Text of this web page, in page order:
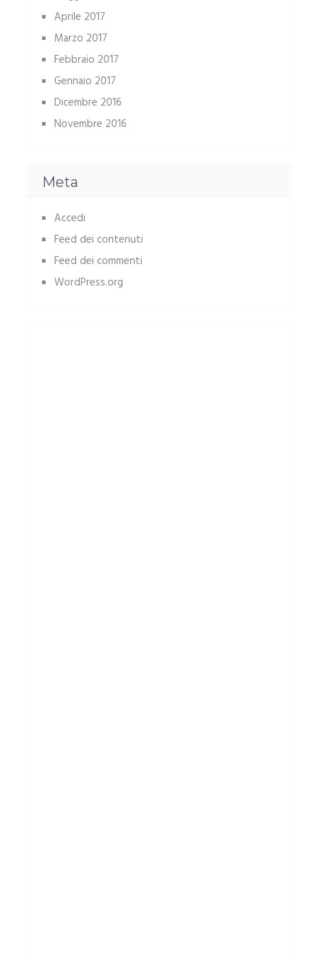
Aprile 2017
Marzo 2017
Febbraio 2017
Gennaio 2017
Dicembre 2016
Novembre 2016
Meta
Accedi
Feed dei contenuti
Feed dei commenti
WordPress.org